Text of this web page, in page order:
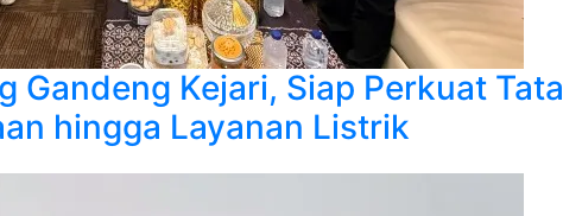
Gandeng Kejari, Siap Perkuat Tata
hingga Layanan Listrik